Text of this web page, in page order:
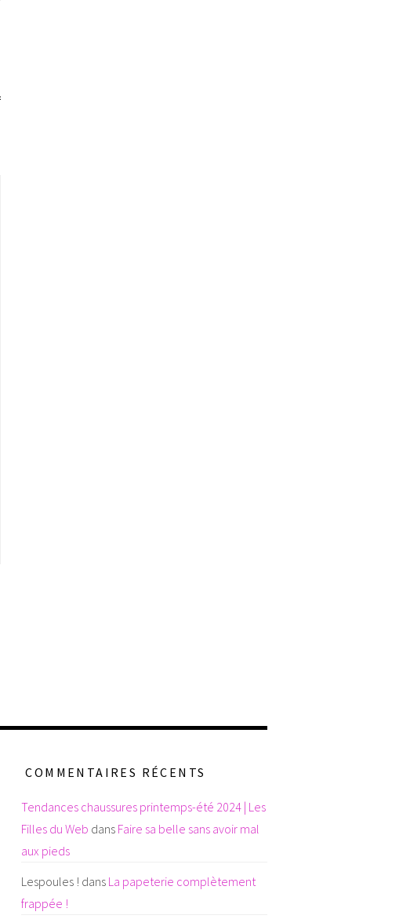
COMMENTAIRES RÉCENTS
Tendances chaussures printemps-été 2024 | Les
Filles du Web dans Faire sa belle sans avoir mal
aux pieds
Lespoules ! dans La papeterie complètement
frappée !